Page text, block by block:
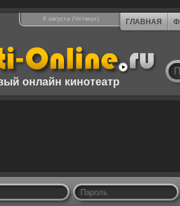
6 августа (Четверг) ГЛАВНАЯ
онлайн кинотеатр